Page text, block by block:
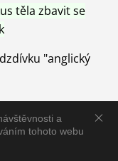
a
tohoto webu
těla zbavit se
"anglický
neutralizací a